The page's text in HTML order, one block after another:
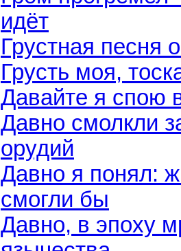
идёт
Грустная песня
Грусть моя,
Давайте я спою
Давно смолкли
орудий
Давно я понял:
смогли бы
Давно, в эпоху